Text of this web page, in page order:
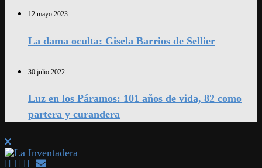
12 mayo 2023
La dama oculta: Gisela Barrios de Sellier
30 julio 2022
Luz en los Páramos: 101 años de vida, 82 como
partera y curandera